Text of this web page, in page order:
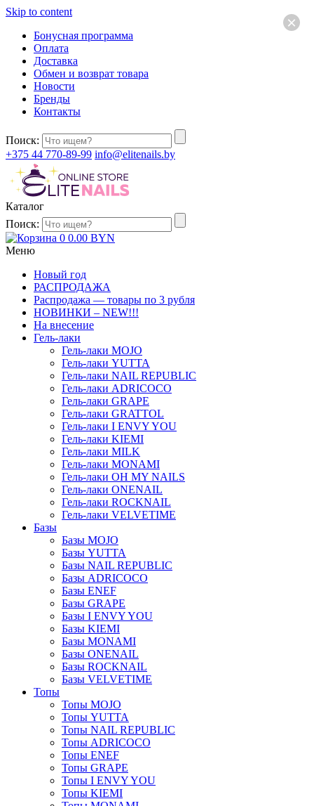
Skip to content
Бонусная программа
Оплата
Доставка
Обмен и возврат товара
Новости
Бренды
Контакты
Поиск:
+375 44 770-89-99 info@elitenails.by
Каталог
Поиск:
0 0.00 BYN
Меню
Новый год
РАСПРОДАЖА
Распродажа — товары по 3 рубля
НОВИНКИ – NEW!!!
На внесение
Гель-лаки
Гель-лаки MOJO
Гель-лаки YUTTA
Гель-лаки NAIL REPUBLIC
Гель-лаки ADRICOCO
Гель-лаки GRAPE
Гель-лаки GRATTOL
Гель-лаки I ENVY YOU
Гель-лаки KIEMI
Гель-лаки MILK
Гель-лаки MONAMI
Гель-лаки OH MY NAILS
Гель-лаки ONENAIL
Гель-лаки ROCKNAIL
Гель-лаки VELVETIME
Базы
Базы MOJO
Базы YUTTA
Базы NAIL REPUBLIC
Базы ADRICOCO
Базы ENEF
Базы GRAPE
Базы I ENVY YOU
Базы KIEMI
Базы MONAMI
Базы ONENAIL
Базы ROCKNAIL
Базы VELVETIME
Топы
Топы MOJO
Топы YUTTA
Топы NAIL REPUBLIC
Топы ADRICOCO
Топы ENEF
Топы GRAPE
Топы I ENVY YOU
Топы KIEMI
×